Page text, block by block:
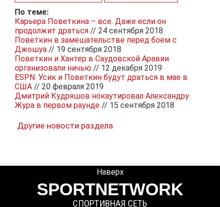
По теме:
Карьера Поветкина – все. Даже если он
продолжит драться // 24 сентября 2018
Поветкин в замешательстве перед боем с
Джошуа // 19 сентября 2018
Поветкин и Хантер в Саудовской Аравии
организовали ничью // 12 декабря 2019
ESPN: Усик и Поветкин будут драться в мае в
США // 20 февраля 2019
Дмитрий Кудряшов нокаутировал Александру
Жура в первом раунде // 15 сентября 2018
Другие новости раздела
SPORTNETWORK
СПОРТИВНАЯ СЕТЬ
Наверх